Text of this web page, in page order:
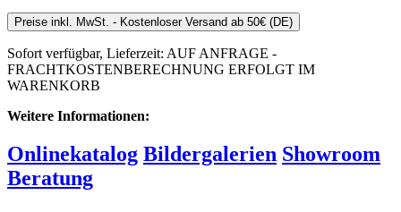
Preise inkl. MwSt. - Kostenloser Versand ab 50€ (DE)
Sofort verfügbar, Lieferzeit: AUF ANFRAGE -
FRACHTKOSTENBERECHNUNG ERFOLGT IM
WARENKORB
Weitere Informationen:
Onlinekatalog Bildergalerien Showroom
Beratung